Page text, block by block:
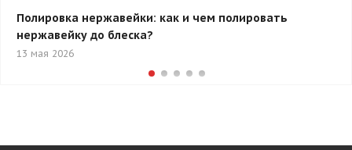
Полировка нержавейки: как и чем полировать
нержавейку до блеска?
13 мая 2026